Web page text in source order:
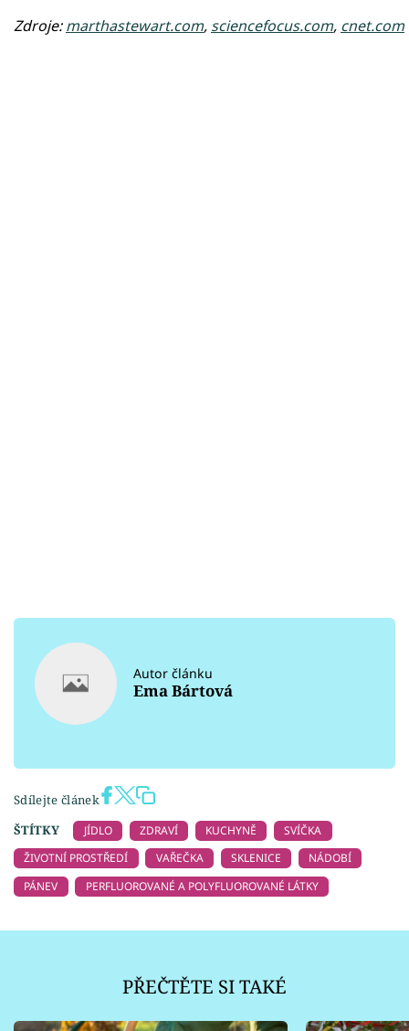
Zdroje:marthastewart.com, sciencefocus.com, cnet.com
Autor článku
Ema Bártová
Sdílejte článek
ŠTÍTKY
JÍDLO ZDRAVÍ KUCHYNĚ
SVÍČKA
ŽIVOTNÍ PROSTŘEDÍ
VAŘEČKA SKLENICE
NÁDOBÍ
PÁNEV
PERFLUOROVANÉ A POLYFLUOROVANÉ LÁTKY
PŘEČTĚTE SI TAKÉ